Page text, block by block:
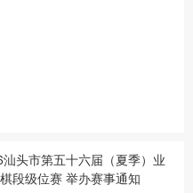
头市第五十六届（夏季）业
段级位赛 举办赛事通知